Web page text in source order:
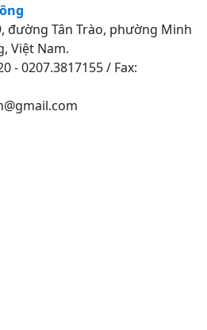
đường Tân Trào, phường Minh
Việt Nam.
- 0207.3817155 / Fax: